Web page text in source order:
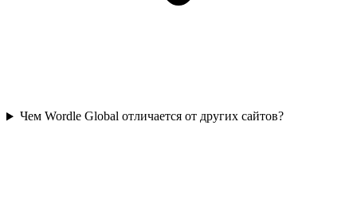
Чем Wordle Global отличается от других сайтов?